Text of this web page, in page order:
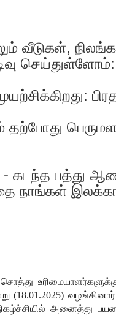
வீடுகள்,
செய்துள்ளோம்:
தற்போது
- கடந்த பத்து
நாங்கள்
சொத்து
(18.01.2025) வழங்கினார்
அனைத்து